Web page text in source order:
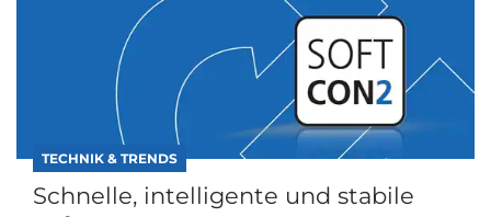
TECHNIK & TRENDS
Schnelle, intelligente und stabile